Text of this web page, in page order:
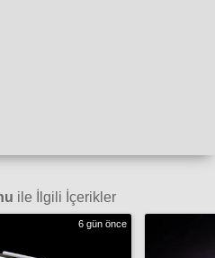
ile İlgili İçerikler
6 gün önce